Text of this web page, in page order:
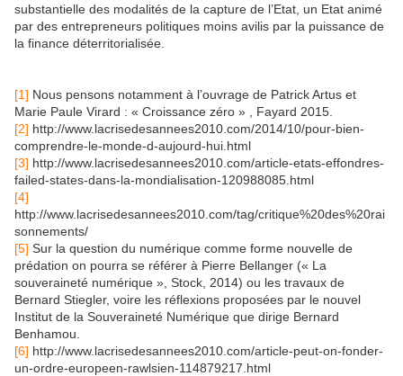
substantielle des modalités de la capture de l’Etat, un Etat animé
par des entrepreneurs politiques moins avilis par la puissance de
la finance déterritorialisée.
[1] Nous pensons notamment à l’ouvrage de Patrick Artus et
Marie Paule Virard : « Croissance zéro » , Fayard 2015.
[2] http://www.lacrisedesannees2010.com/2014/10/pour-bien-
comprendre-le-monde-d-aujourd-hui.html
[3] http://www.lacrisedesannees2010.com/article-etats-effondres-
failed-states-dans-la-mondialisation-120988085.html
[4]
http://www.lacrisedesannees2010.com/tag/critique%20des%20rai
sonnements/
[5] Sur la question du numérique comme forme nouvelle de
prédation on pourra se référer à Pierre Bellanger (« La
souveraineté numérique », Stock, 2014) ou les travaux de
Bernard Stiegler, voire les réflexions proposées par le nouvel
Institut de la Souveraineté Numérique que dirige Bernard
Benhamou.
[6] http://www.lacrisedesannees2010.com/article-peut-on-fonder-
un-ordre-europeen-rawlsien-114879217.html